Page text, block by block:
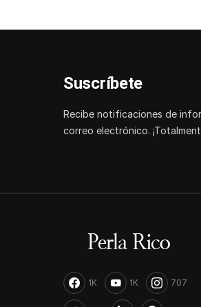
Suscríbete
Recibe notificaciones de
correo electrónico.
1K 1K 707